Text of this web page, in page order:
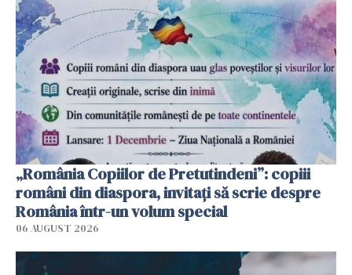
„România Copiilor de Pretutindeni”: copiii
români din diaspora, invitați să scrie despre
România într-un volum special
06 AUGUST 2026